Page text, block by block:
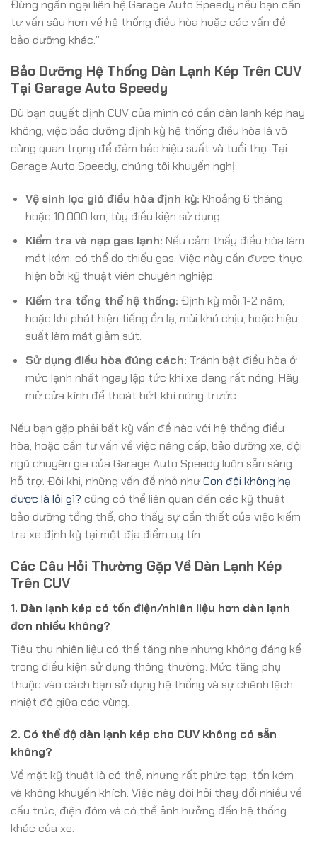
Đừng ngần ngại liên hệ Garage Auto Speedy nếu bạn cần
tư vấn sâu hơn về hệ thống điều hòa hoặc các vấn đề
bảo dưỡng khác.”
Bảo Dưỡng Hệ Thống Dàn Lạnh Kép Trên CUV
Tại Garage Auto Speedy
Dù bạn quyết định CUV của mình có cần dàn lạnh kép hay
không, việc bảo dưỡng định kỳ hệ thống điều hòa là vô
cùng quan trọng để đảm bảo hiệu suất và tuổi thọ. Tại
Garage Auto Speedy, chúng tôi khuyến nghị:
Vệ sinh lọc gió điều hòa định kỳ: Khoảng 6 tháng
hoặc 10.000 km, tùy điều kiện sử dụng.
Kiểm tra và nạp gas lạnh: Nếu cảm thấy điều hòa làm
mát kém, có thể do thiếu gas. Việc này cần được thực
hiện bởi kỹ thuật viên chuyên nghiệp.
Kiểm tra tổng thể hệ thống: Định kỳ mỗi 1-2 năm,
hoặc khi phát hiện tiếng ồn lạ, mùi khó chịu, hoặc hiệu
suất làm mát giảm sút.
Sử dụng điều hòa đúng cách: Tránh bật điều hòa ở
mức lạnh nhất ngay lập tức khi xe đang rất nóng. Hãy
mở cửa kính để thoát bớt khí nóng trước.
Nếu bạn gặp phải bất kỳ vấn đề nào với hệ thống điều
hòa, hoặc cần tư vấn về việc nâng cấp, bảo dưỡng xe, đội
ngũ chuyên gia của Garage Auto Speedy luôn sẵn sàng
hỗ trợ. Đôi khi, những vấn đề nhỏ nhưCon đội không hạ
được là lỗi gì? cũng có thể liên quan đến các kỹ thuật
bảo dưỡng tổng thể, cho thấy sự cần thiết của việc kiểm
tra xe định kỳ tại một địa điểm uy tín.
Các Câu Hỏi Thường Gặp Về Dàn Lạnh Kép
Trên CUV
1. Dàn lạnh kép có tốn điện/nhiên liệu hơn dàn lạnh
đơn nhiều không?
Tiêu thụ nhiên liệu có thể tăng nhẹ nhưng không đáng kể
trong điều kiện sử dụng thông thường. Mức tăng phụ
thuộc vào cách bạn sử dụng hệ thống và sự chênh lệch
nhiệt độ giữa các vùng.
2. Có thể độ dàn lạnh kép cho CUV không có sẵn
không?
Về mặt kỹ thuật là có thể, nhưng rất phức tạp, tốn kém
và không khuyến khích. Việc này đòi hỏi thay đổi nhiều về
cấu trúc, điện đóm và có thể ảnh hưởng đến hệ thống
khác của xe.